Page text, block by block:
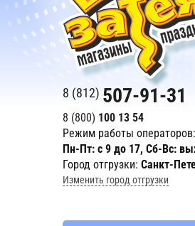
8 (812) 507-91-31
8 (800) 100 13 54
Режим работы операторов:
Пн-Пт: с 9 до 17, Сб-Вс:
Город отгрузки: Санкт-
Изменить город отгрузки